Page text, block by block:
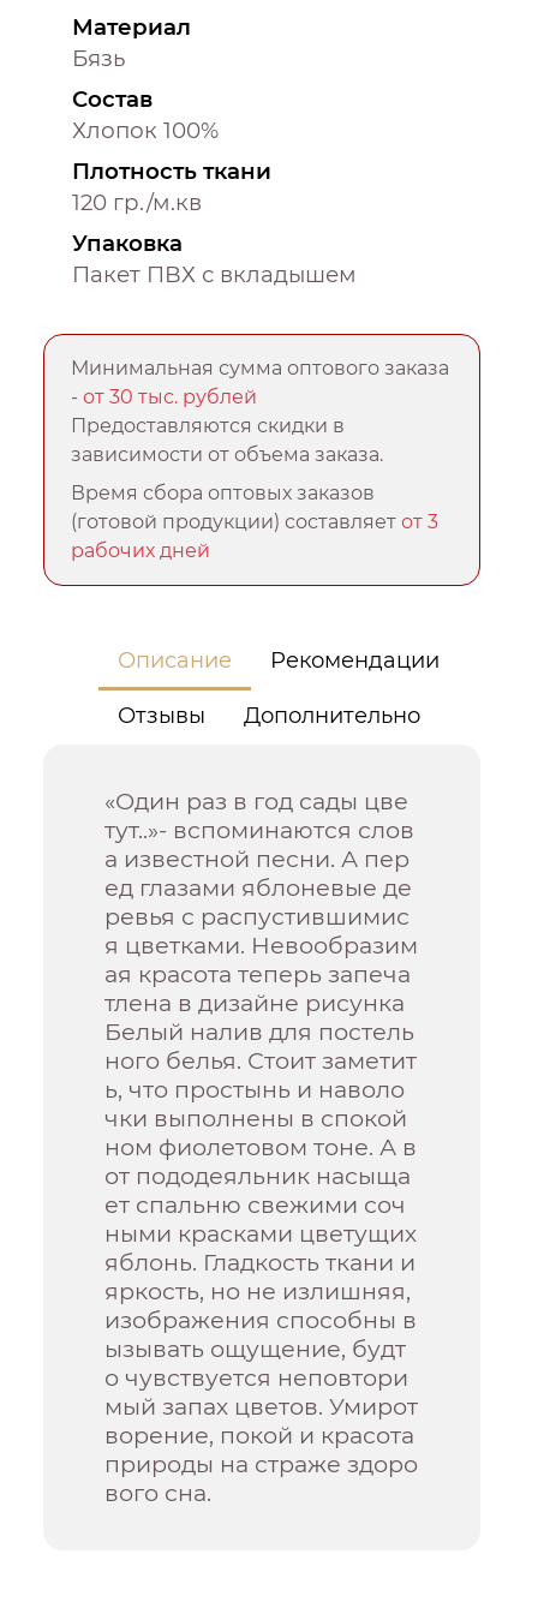
Материал
Бязь
Состав
Хлопок 100%
Плотность ткани
120 гр./м.кв
Упаковка
Пакет ПВХ с вкладышем
Минимальная сумма оптового заказа
-от 30 тыс. рублей
Предоставляются скидки в
зависимости от объема заказа.
Время сбора оптовых заказов
(готовой продукции) составляетот 3
рабочих дней
Описание Рекомендации
Отзывы Дополнительно
«Один раз в год сады цве
тут..»- вспоминаются слов
а известной песни. А пер
ед глазами яблоневые де
ревья с распустившимис
я цветками. Невообразим
ая красота теперь запеча
тлена в дизайне рисунка
Белый налив для постель
ного белья. Стоит заметит
ь, что простынь и наволо
чки выполнены в спокой
ном фиолетовом тоне. А в
от пододеяльник насыща
ет спальню свежими соч
ными красками цветущих
яблонь. Гладкость ткани и
яркость, но не излишняя,
изображения способны в
ызывать ощущение, будт
о чувствуется неповтори
мый запах цветов. Умирот
ворение, покой и красота
природы на страже здоро
вого сна.